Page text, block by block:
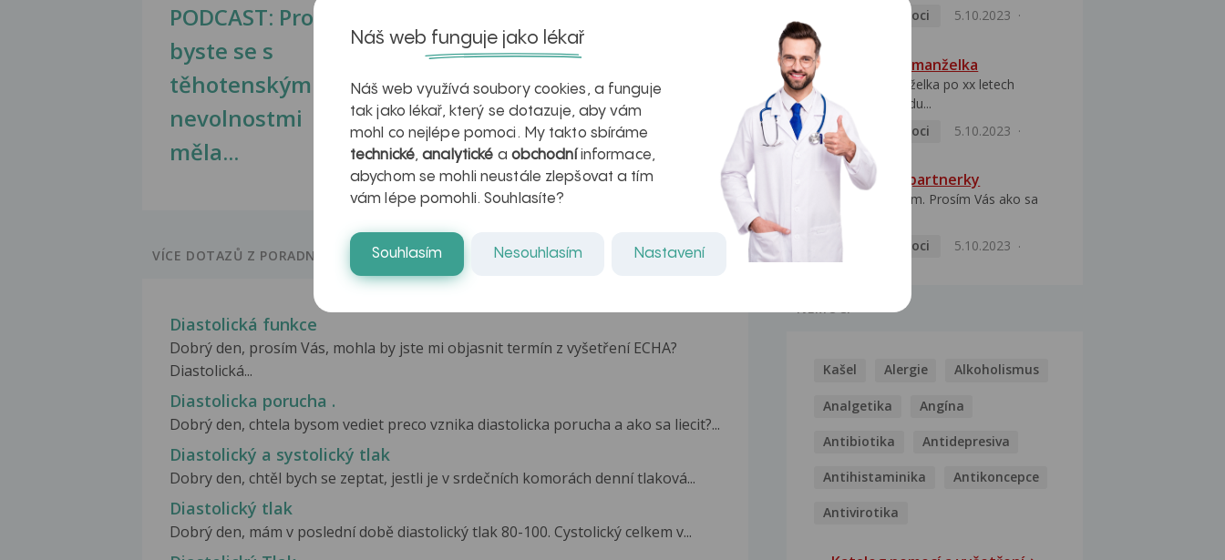
PODCAST: Proč
byste se s
těhotenskými
nevolnostmi
měla...
jater v datech a
obrazech
léčba
myastenie –
naděje pro ty,
kteří ji...
VÍCE DOTAZŮ Z PORADNY
Diastolická funkce
Dobrý den, prosím Vás, mohla by jste mi objasnit termín z vyšetření ECHA?
Diastolická...
Diastolicka porucha .
Dobrý den, chtela bysom vediet preco vznika diastolicka porucha a ako sa liecit?...
Diastolický a systolický tlak
Dobry den, chtěl bych se zeptat, jestli je v srdečních komorách denní tlaková...
Diastolický tlak
Dobrý den, mám v poslední době diastolický tlak 80-100. Cystolický celkem v...
Pohlavní nemoci
5.10.2023
HPV pozitivní manželka
Dobrý den, manželka po xx letech
přivezla z Východu...
Pohlavní nemoci
5.10.2023
HPV typ 52 u partnerky
Dobrý deň prajem. Prosím Vás ako sa
Pohlavní nemoci
5.10.2023
NEMOCI
Kašel Alergie Alkoholismus
Analgetika Angína
Antibiotika Antidepresiva
Antihistaminika Antikoncepce
Antivirotika
Náš web funguje jako lékař
Náš web využívá soubory cookies, a funguje
tak jako lékař, který se dotazuje, aby vám
mohl co nejlépe pomoci. My takto sbíráme
technické,analytické a obchodníinformace,
abychom se mohli neustále zlepšovat a tím
vám lépe pomohli. Souhlasíte?
Souhlasím Nesouhlasím Nastavení